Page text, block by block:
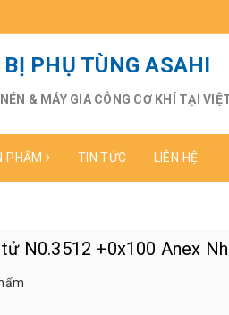
PHỤ TÙNG ASAHI
& MÁY GIA CÔNG CƠ KHÍ TẠI
PHẨM TIN TỨC LIÊN HỆ
N0.3512 +0x100 Anex